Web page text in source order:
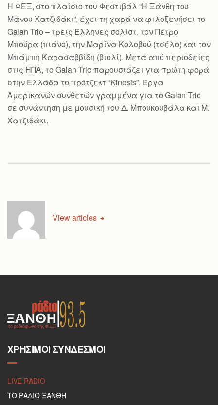
Η ΦΕΞ, στο πλαίσιο τoυ Φεστιβάλ “Η Ξάνθη του
Μάνου Χατζιδάκι”, έχει τη χαρά να φιλοξενήσει το
Galan Trio – τρεις Έλληνες σολίστ, τον Πέτρο
Μπούρα (πιάνο), την Μαρίνα Κολοβού (τσέλο) και τον
Μπάμπη Καρασαββίδη (βιολί). Μετά από περιοδείες
στις ΗΠΑ, το Galan Trio παρουσιάζει για πρώτη φορά
στην Ελλάδα το πρότζεκτ “Kinesis”. Έργα
Αμερικανών συνθετών γραμμένα για το Galan Trio
σε συνάντηση με μουσική του Δ. Μπουκουβάλα και Μ.
Χατζιδάκι.
View articles
ΧΡΉΣΙΜΟΙ ΣΎΝΔΕΣΜΟΙ
LIVE RADIO
ΤΟ ΡΑΔΙΟ ΞΑΝΘΗ